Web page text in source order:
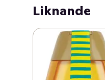
Liknande